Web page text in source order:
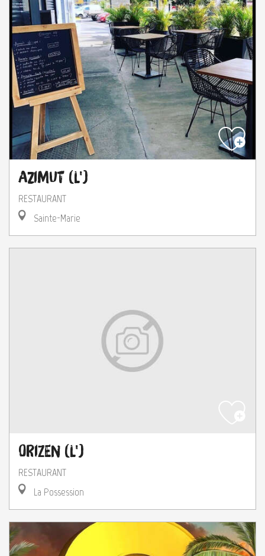
Azimut (L')
RESTAURANT
Sainte-Marie
Orizen (L')
RESTAURANT
La Possession